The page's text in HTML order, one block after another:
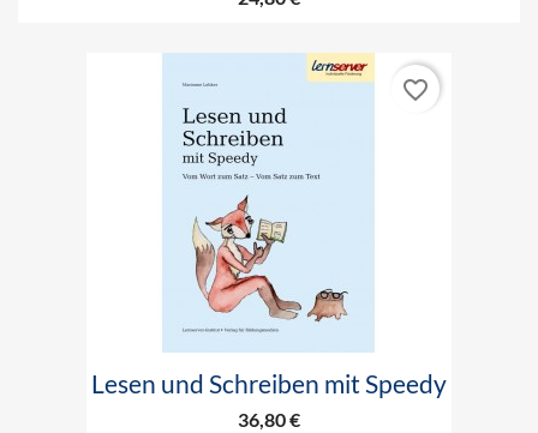
Lesen und Schreiben mit Speedy
36,80 €
favorite_border